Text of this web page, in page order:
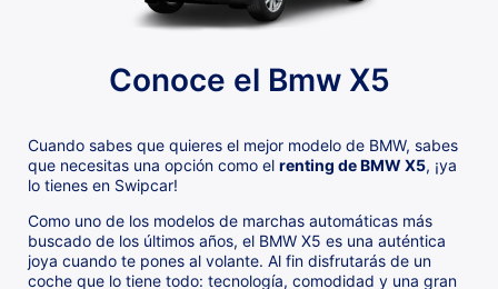
Conoce el Bmw X5
Cuando sabes que quieres el mejor modelo de BMW, sabes
que necesitas una opción como el renting de BMW X5, ¡ya
lo tienes en Swipcar!
Como uno de los modelos de marchas automáticas más
buscado de los últimos años, el BMW X5 es una auténtica
joya cuando te pones al volante. Al fin disfrutarás de un
coche que lo tiene todo: tecnología, comodidad y una gran